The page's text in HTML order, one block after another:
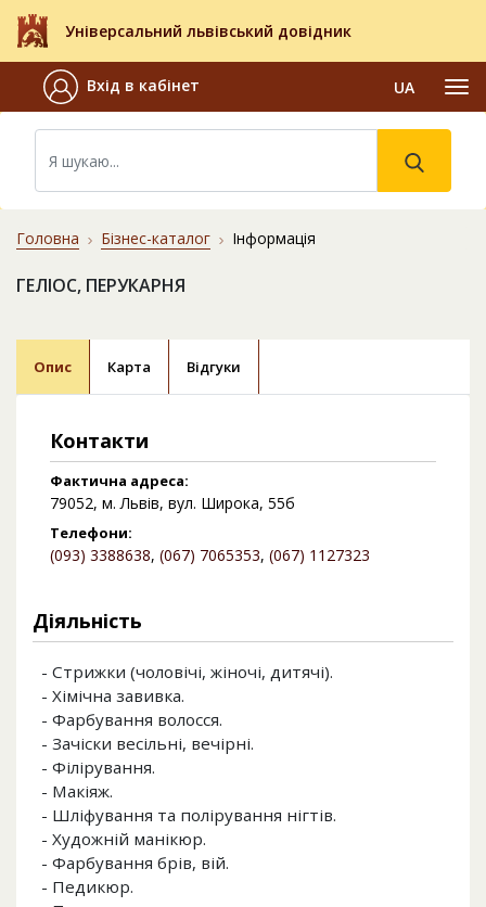
Універсальний львівський довідник
Вхід в кабінет UA
Головна Бізнес-каталог Інформація
ГЕЛІОС, ПЕРУКАРНЯ
Опис Карта Відгуки
Контакти
Фактична адреса:
79052, м. Львів, вул. Широка, 55б
Телефони:
(093) 3388638, (067) 7065353, (067) 1127323
Діяльність
- Стрижки (чоловічі, жіночі, дитячі).
- Хімічна завивка.
- Фарбування волосся.
- Зачіски весільні, вечірні.
- Філірування.
- Макіяж.
- Шліфування та полірування нігтів.
- Художній манікюр.
- Фарбування брів, вій.
- Педикюр.